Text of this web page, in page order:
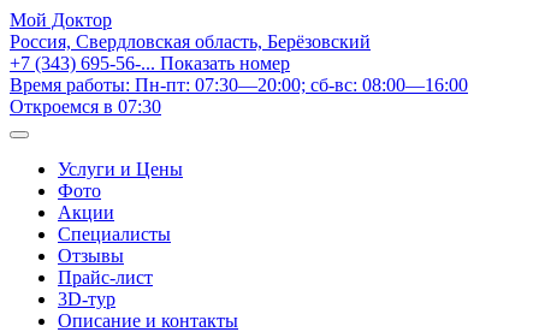
Мой Доктор
Россия, Свердловская область, Берёзовский
+7 (343) 695-56-... Показать номер
Время работы: Пн-пт: 07:30—20:00; сб-вс: 08:00—16:00
Откроемся в 07:30
Услуги и Цены
Фото
Акции
Специалисты
Отзывы
Прайс-лист
3D-тур
Описание и контакты